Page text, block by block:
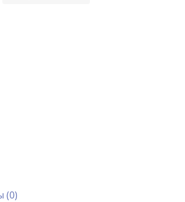
(0)